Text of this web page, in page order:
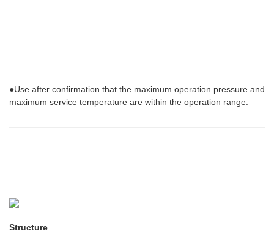
●Use after confirmation that the maximum operation pressure and
maximum service temperature are within the operation range.
Structure